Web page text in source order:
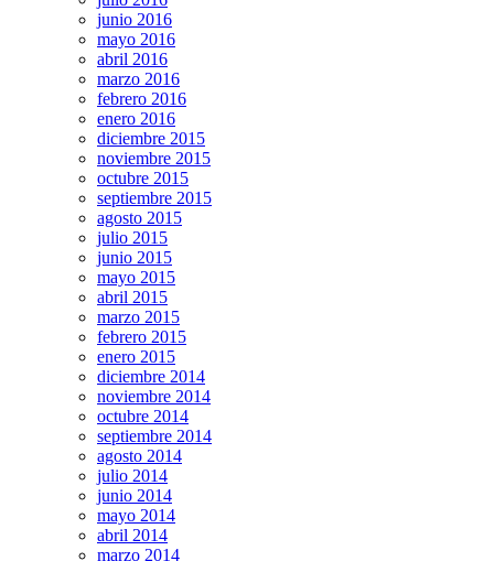
junio 2016
mayo 2016
abril 2016
marzo 2016
febrero 2016
enero 2016
diciembre 2015
noviembre 2015
octubre 2015
septiembre 2015
agosto 2015
julio 2015
junio 2015
mayo 2015
abril 2015
marzo 2015
febrero 2015
enero 2015
diciembre 2014
noviembre 2014
octubre 2014
septiembre 2014
agosto 2014
julio 2014
junio 2014
mayo 2014
abril 2014
marzo 2014